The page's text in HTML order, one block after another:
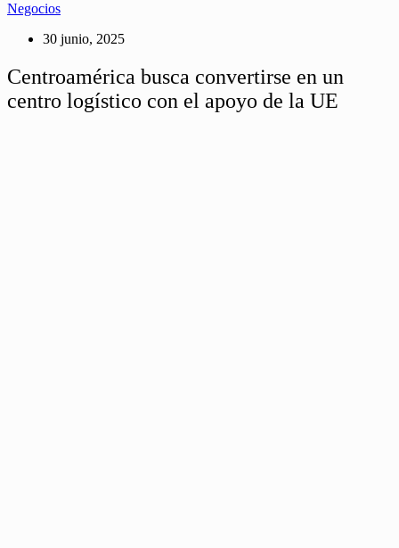
Negocios
30 junio, 2025
Centroamérica busca convertirse en un
centro logístico con el apoyo de la UE